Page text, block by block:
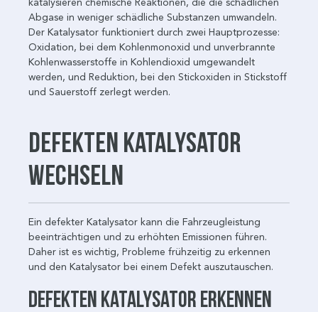
Abgase in weniger schädliche Substanzen umwandeln.
Der Katalysator funktioniert durch zwei Hauptprozesse:
Oxidation, bei dem Kohlenmonoxid und unverbrannte
Kohlenwasserstoffe in Kohlendioxid umgewandelt
werden, und Reduktion, bei den Stickoxiden in Stickstoff
und Sauerstoff zerlegt werden.
Defekten Katalysator
wechseln
Ein defekter Katalysator kann die Fahrzeugleistung
beeinträchtigen und zu erhöhten Emissionen führen.
Daher ist es wichtig, Probleme frühzeitig zu erkennen
und den Katalysator bei einem Defekt auszutauschen.
Defekten Katalysator erkennen